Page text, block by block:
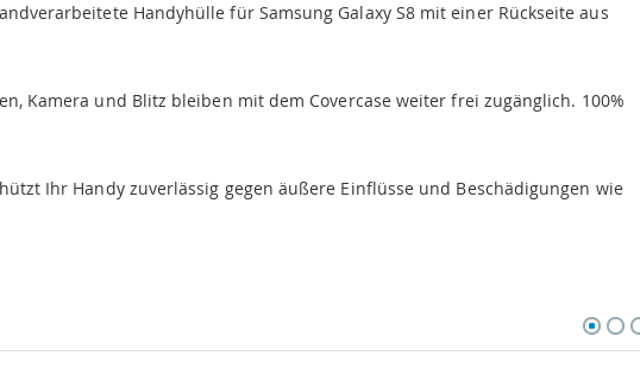
Handyhülle für Samsung Galaxy S8 mit einer Rückseite aus
Kamera und Blitz bleiben mit dem Covercase weiter frei zugänglich. 100%
Ihr Handy zuverlässig gegen äußere Einflüsse und Beschädigungen wie